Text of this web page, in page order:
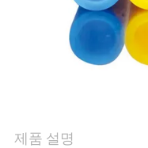
세
제품 설명